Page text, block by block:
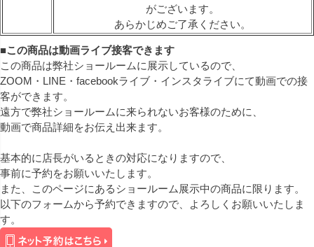
がございます。
あらかじめご了承ください。
■この商品は動画ライブ接客できます
この商品は弊社ショールームに展示しているので、
ZOOM・LINE・facebookライブ・インスタライブにて動画での接
客ができます。
遠方で弊社ショールームに来られないお客様のために、
動画で商品詳細をお伝え出来ます。
基本的に店長がいるときの対応になりますので、
事前に予約をお願いいたします。
また、このページにあるショールーム展示中の商品に限ります。
以下のフォームから予約できますので、よろしくお願いいたしま
す。